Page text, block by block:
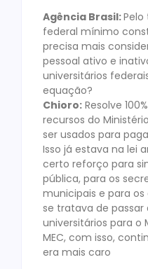
Agência Brasil:
federal mínimo
precisa mais
pessoal ativo e
universitários
equação?
Chioro: Resolve
recursos do
ser usados para
Isso já estava na lei
certo reforço para
pública, para os
municipais e para
se tratava de
universitários para o
MEC, com isso,
era mais caro